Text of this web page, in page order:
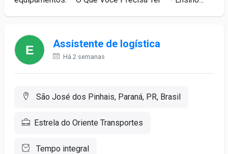
Assistente de logística
Há 2 semanas
São José dos Pinhais, Paraná, PR, Brasil
Estrela do Oriente Transportes
Tempo integral